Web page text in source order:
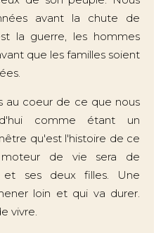
avant la chute de
la guerre, les hommes
que les familles soient
au coeur de ce que nous
comme étant un
qu'est l'histoire de ce
de vie sera de
ses deux filles. Une
loin et qui va durer.
vivre.